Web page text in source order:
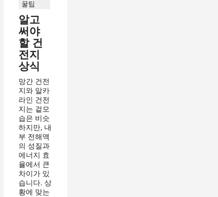
꿀팁
알고
써야
할 건
전지
상식
망간 건전
지와 알카
라인 건전
지는 겉모
습은 비슷
하지만, 내
부 전해액
의 성질과
에너지 효
율에서 큰
차이가 있
습니다. 상
황에 맞는